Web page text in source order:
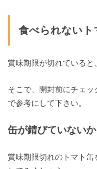
食べられないト
賞味期限が切れていると
そこで、開封前にチェ
で参考にして下さい。
缶が錆びていないか
賞味期限切れのトマト